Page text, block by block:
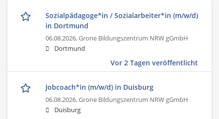
Sozialpädagoge*in / Sozialarbeiter*in (m/w/d)
in Dortmund
06.08.2026,Grone Bildungszentrum NRW gGmbH
Dortmund
Vor 2 Tagen veröffentlicht
Jobcoach*in (m/w/d) in Duisburg
06.08.2026,Grone Bildungszentrum NRW gGmbH
Duisburg